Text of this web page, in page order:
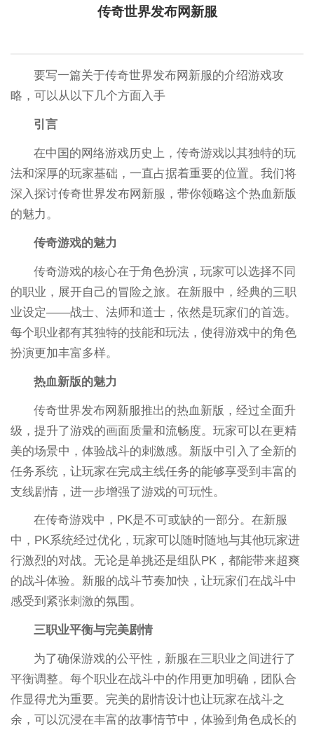
传奇世界发布网新服
要写一篇关于传奇世界发布网新服的介绍游戏攻
略，可以从以下几个方面入手
引言
在中国的网络游戏历史上，传奇游戏以其独特的玩
法和深厚的玩家基础，一直占据着重要的位置。我们将
深入探讨传奇世界发布网新服，带你领略这个热血新版
的魅力。
传奇游戏的魅力
传奇游戏的核心在于角色扮演，玩家可以选择不同
的职业，展开自己的冒险之旅。在新服中，经典的三职
业设定——战士、法师和道士，依然是玩家们的首选。
每个职业都有其独特的技能和玩法，使得游戏中的角色
扮演更加丰富多样。
热血新版的魅力
传奇世界发布网新服推出的热血新版，经过全面升
级，提升了游戏的画面质量和流畅度。玩家可以在更精
美的场景中，体验战斗的刺激感。新版中引入了全新的
任务系统，让玩家在完成主线任务的能够享受到丰富的
支线剧情，进一步增强了游戏的可玩性。
在传奇游戏中，PK是不可或缺的一部分。在新服
中，PK系统经过优化，玩家可以随时随地与其他玩家进
行激烈的对战。无论是单挑还是组队PK，都能带来超爽
的战斗体验。新服的战斗节奏加快，让玩家们在战斗中
感受到紧张刺激的氛围。
三职业平衡与完美剧情
为了确保游戏的公平性，新服在三职业之间进行了
平衡调整。每个职业在战斗中的作用更加明确，团队合
作显得尤为重要。完美的剧情设计也让玩家在战斗之
余，可以沉浸在丰富的故事情节中，体验到角色成长的